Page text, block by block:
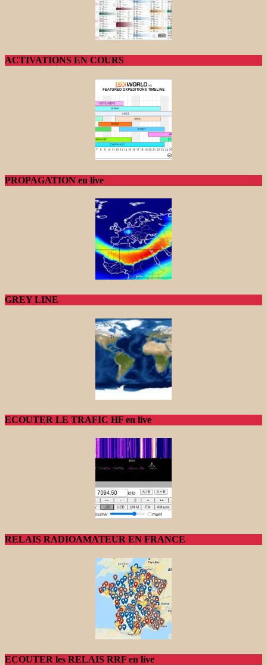
ACTIVATIONS EN COURS
PROPAGATION en live
GREY LINE
ECOUTER LE TRAFIC HF en live
RELAIS RADIOAMATEUR EN FRANCE
ECOUTER les RELAIS RRF en live